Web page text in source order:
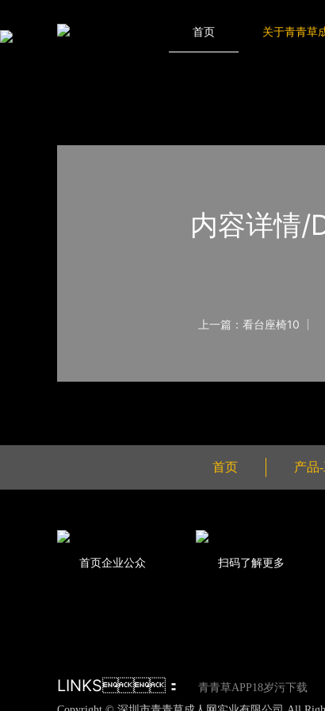
首页 关于青青草
产品-工程展示 看台座椅
内容详情
上一篇：看台座椅10
首页 产品
首页企业公众 扫码了解更多
LINKS：
青青草APP18岁污下载